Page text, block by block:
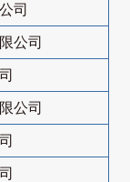
司
公司
公司